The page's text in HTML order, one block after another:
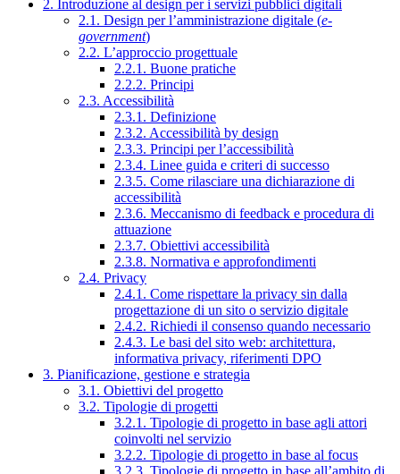
2. Introduzione al design per i servizi pubblici digitali
2.1. Design per l’amministrazione digitale (e-
government)
2.2. L’approccio progettuale
2.2.1. Buone pratiche
2.2.2. Principi
2.3. Accessibilità
2.3.1. Definizione
2.3.2. Accessibilità by design
2.3.3. Principi per l’accessibilità
2.3.4. Linee guida e criteri di successo
2.3.5. Come rilasciare una dichiarazione di
accessibilità
2.3.6. Meccanismo di feedback e procedura di
attuazione
2.3.7. Obiettivi accessibilità
2.3.8. Normativa e approfondimenti
2.4. Privacy
2.4.1. Come rispettare la privacy sin dalla
progettazione di un sito o servizio digitale
2.4.2. Richiedi il consenso quando necessario
2.4.3. Le basi del sito web: architettura,
informativa privacy, riferimenti DPO
3. Pianificazione, gestione e strategia
3.1. Obiettivi del progetto
3.2. Tipologie di progetti
3.2.1. Tipologie di progetto in base agli attori
coinvolti nel servizio
3.2.2. Tipologie di progetto in base al focus
3.2.3. Tipologie di progetto in base all’ambito di